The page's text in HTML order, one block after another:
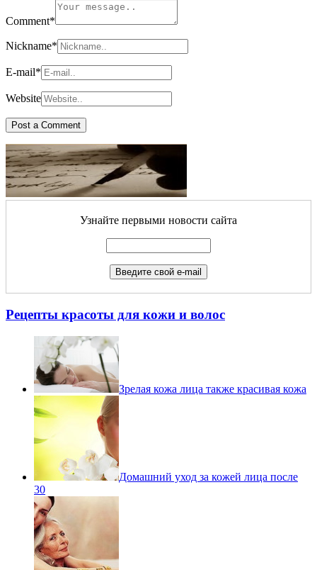
Comment*
Nickname*
E-mail*
Website
Узнайте первыми новости сайта
Рецепты красоты для кожи и волос
Зрелая кожа лица также красивая кожа
Домашний уход за кожей лица после
30